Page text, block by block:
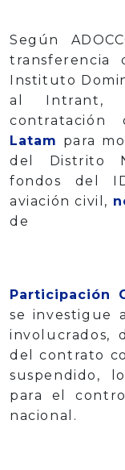
Según
transferencia
Instituto
al Intrant,
Latam para
del Distrito
fondos del
aviación civil,
de
Participación
se investigue
involucrados,
del contrato
suspendido,
para el
nacional.